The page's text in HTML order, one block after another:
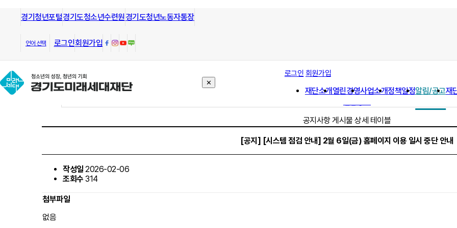
경기청년포털경기도청소년수련원경기도청년노동자통장
언어 선택 로그인회원가입
✕
로그인 회원가입
재단소개열린경영사업소개정책일정알림/공고재
모든 방향으로 열린길과 그길을 안내하는
경기도미래세대재단
사업공고
공지사항 게시물 상세 테이블
[공지] [시스템 점검 안내] 2월 6일(금) 홈페이지 이용 일시 중단 안내
작성일 2026-02-06
조회수 314
첨부파일
없음